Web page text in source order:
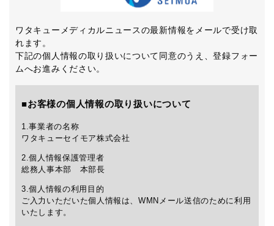
ワタキューメディカルニュースの最新情報をメールで受け取
れます。
下記の個人情報の取り扱いについて同意のうえ、登録フォー
ムへお進みください。
■お客様の個人情報の取り扱いについて
1.事業者の名称
ワタキューセイモア株式会社
2.個人情報保護管理者
総務人事本部 本部長
3.個人情報の利用目的
ご入力いただいた個人情報は、WMNメール送信のために利用
いたします。